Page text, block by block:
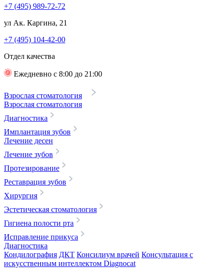
+7 (495) 989-72-72
ул Ак. Каргина, 21
+7 (495) 104-42-00
Отдел качества
Ежедневно с 8:00 до 21:00
Взрослая стоматология
Взрослая стоматология
Диагностика
Имплантация зубов
Лечение десен
Лечение зубов
Протезирование
Реставрация зубов
Хирургия
Эстетическая стоматология
Гигиена полости рта
Исправление прикуса
Диагностика
Кондилография ДКТ Консилиум врачей Консультация с
искусственным интеллектом Diagnocat